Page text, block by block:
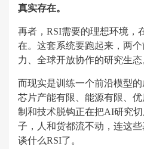
真实存在。
再者，RSI需要的理想环境，
在。这套系统要跑起来，两
力、全球开放协作的研究生态
而现实是训练一个前沿模型的
芯片产能有限、能源有限、
制和技术脱钩正在把AI研究
子，人和货都流不动，连这
谈什么RSI了。